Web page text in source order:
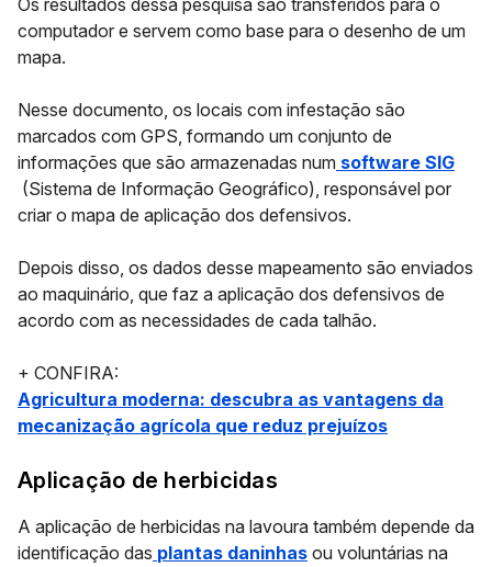
Os resultados dessa pesquisa são transferidos para o
computador e servem como base para o desenho de um
mapa.
Nesse documento, os locais com infestação são
marcados com GPS, formando um conjunto de
informações que são armazenadas num software SIG
(Sistema de Informação Geográfico), responsável por
criar o mapa de aplicação dos defensivos.
Depois disso, os dados desse mapeamento são enviados
ao maquinário, que faz a aplicação dos defensivos de
acordo com as necessidades de cada talhão.
+ CONFIRA:
Agricultura moderna: descubra as vantagens da
mecanização agrícola que reduz prejuízos
Aplicação de herbicidas
A aplicação de herbicidas na lavoura também depende da
identificação das plantas daninhas ou voluntárias na